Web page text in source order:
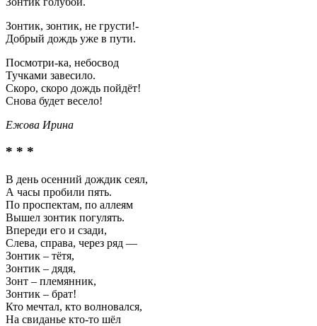
Зонтик, зонтик, не грусти!-
Добрый дождь уже в пути.
Посмотри-ка, небосвод
Тучками завесило.
Скоро, скоро дождь пойдёт!
Снова будет весело!
Ежова Ирина
* * *
В день осенний дождик сеял,
А часы пробили пять.
По проспектам, по аллеям
Вышел зонтик погулять.
Впереди его и сзади,
Слева, справа, через ряд —
Зонтик – тётя,
Зонтик – дядя,
Зонт – племянник,
Зонтик – брат!
Кто мечтал, кто волновался,
На свиданье кто-то шёл